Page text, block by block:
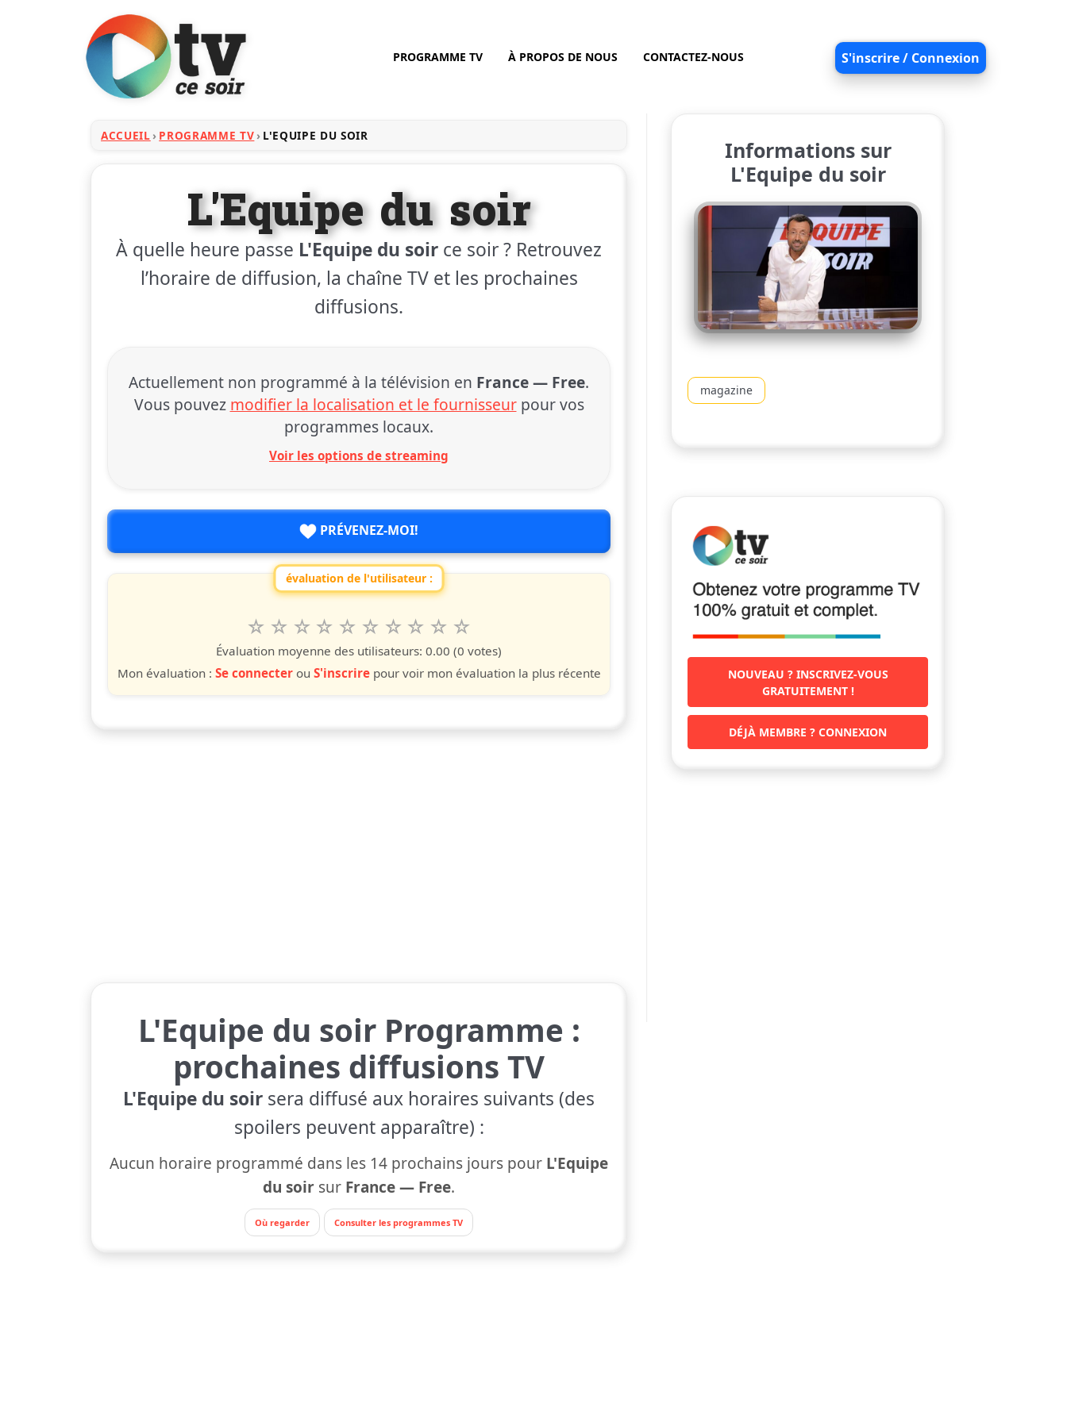
PROGRAMME TV À PROPOS DE NOUS CONTACTEZ-NOUS S'inscrire / Connexion
ACCUEIL PROGRAMME TV L'EQUIPE DU SOIR
L'Equipe du soir
À quelle heure passe L'Equipe du soir ce soir ? Retrouvez
l’horaire de diffusion, la chaîne TV et les prochaines
diffusions.
Actuellement non programmé à la télévision en France — Free.
Vous pouvez modifier la localisation et le fournisseurpour vos
programmes locaux.
Voir les options de streaming
PRÉVENEZ-MOI!
évaluation de l'utilisateur :
Valuta questo spettacolo da 1 a 10 étoiles
10
étoiles
9
étoiles
8
étoiles
7
étoiles
6
étoiles
5
étoiles
4
étoiles
3
étoiles
2
étoiles
étoile
Évaluation moyenne des utilisateurs: 0.00 (0 votes)
Mon évaluation : Se connecterou S'inscrirepour voir mon évaluation la plus récente
L'Equipe du soir Programme :
prochaines diffusions TV
L'Equipe du soir sera diffusé aux horaires suivants (des
spoilers peuvent apparaître) :
Aucun horaire programmé dans les 14 prochains jours pour L'Equipe
du soir sur France — Free.
Où regarder Consulter les programmes TV
Informations sur
L'Equipe du soir
magazine
NOUVEAU ? INSCRIVEZ-VOUS
GRATUITEMENT !
DÉJÀ MEMBRE ? CONNEXION